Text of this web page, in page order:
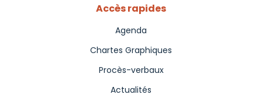
Accès rapides
Agenda
Chartes Graphiques
Procès-verbaux
Actualités